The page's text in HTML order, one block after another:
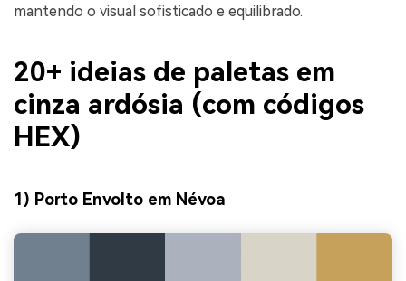
mantendo o visual sofisticado e equilibrado.
20+ ideias de paletas em
cinza ardósia (com códigos
HEX)
1) Porto Envolto em Névoa